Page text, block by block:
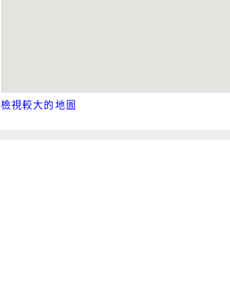
檢視較大的地圖